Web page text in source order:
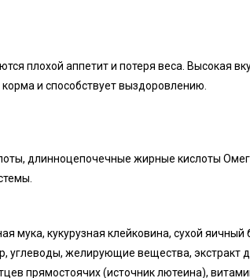
плохой аппетит и потеря веса. Высокая
и способствует выздоровлению.
длинноцепочечные жирные кислоты
мука, кукурузная клейковина, сухой
углеводы, желирующие вещества, экстракт
прямостоячих (источник лютеина),